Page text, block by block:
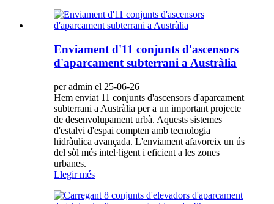
Enviament d'11 conjunts d'ascensors
d'aparcament subterrani a Austràlia
per admin el 25-06-26
Hem enviat 11 conjunts d'ascensors d'aparcament
subterrani a Austràlia per a un important projecte
de desenvolupament urbà. Aquests sistemes
d'estalvi d'espai compten amb tecnologia
hidràulica avançada. L'enviament afavoreix un ús
del sòl més intel·ligent i eficient a les zones
urbanes.
Llegir més